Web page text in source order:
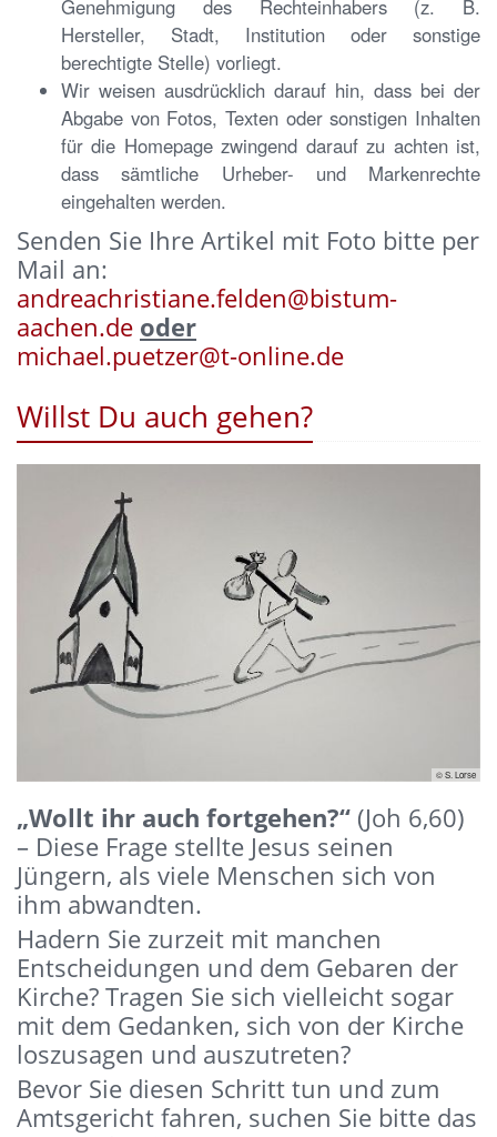
Genehmigung des Rechteinhabers (z. B.
Hersteller, Stadt, Institution oder sonstige
berechtigte Stelle) vorliegt.
Wir weisen ausdrücklich darauf hin, dass bei der
Abgabe von Fotos, Texten oder sonstigen Inhalten
für die Homepage zwingend darauf zu achten ist,
dass sämtliche Urheber- und Markenrechte
eingehalten werden.
Senden Sie Ihre Artikel mit Foto bitte per
Mail an:
andreachristiane.felden@bistum-
aachen.de oder
michael.puetzer@t-online.de
Willst Du auch gehen?
© S. Lorse
„Wollt ihr auch fortgehen?“ (Joh 6,60)
– Diese Frage stellte Jesus seinen
Jüngern, als viele Menschen sich von
ihm abwandten.
Hadern Sie zurzeit mit manchen
Entscheidungen und dem Gebaren der
Kirche? Tragen Sie sich vielleicht sogar
mit dem Gedanken, sich von der Kirche
loszusagen und auszutreten?
Bevor Sie diesen Schritt tun und zum
Amtsgericht fahren, suchen Sie bitte das